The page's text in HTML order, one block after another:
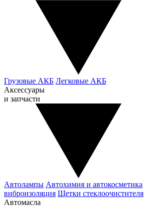
Грузовые АКБ Легковые АКБ
Аксессуары
и запчасти
Автолампы Автохимия и автокосметика
виброизоляция Щетки стеклоочистителя
Автомасла